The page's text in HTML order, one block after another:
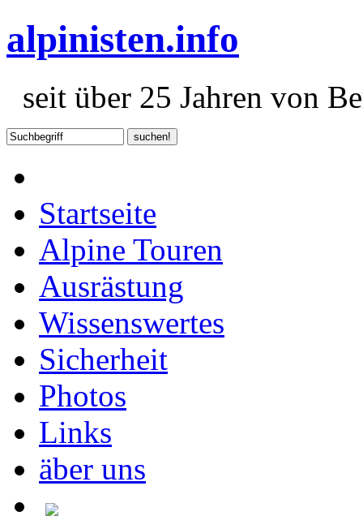
alpinisten.info
seit über 25 Jahren von
Startseite
Alpine Touren
Ausrästung
Wissenswertes
Sicherheit
Photos
Links
äber uns